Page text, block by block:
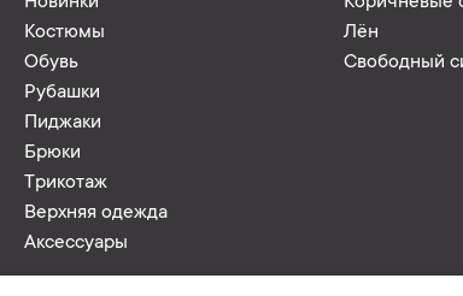
Костюмы
Обувь
Рубашки
Пиджаки
Брюки
Трикотаж
Верхняя одежда
Аксессуары
Лён
Свободный